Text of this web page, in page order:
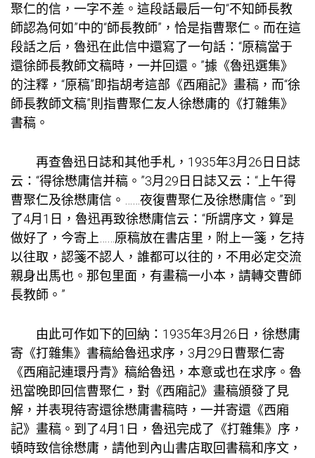
聚仁的信，一字不差。這段話最后一句“不知師長教
師認為何如”中的“師長教師”，恰是指曹聚仁。而在這
段話之后，魯迅在此信中還寫了一句話：“原稿當于
還徐師長教師文稿時，一并回還。”據《魯迅選集》
的注釋，“原稿”即指胡考這部《西廂記》畫稿，而“徐
師長教師文稿”則指曹聚仁友人徐懋庸的《打雜集》
書稿。
再查魯迅日誌和其他手札，1935年3月26日日誌
云：“得徐懋庸信并稿。”3月29日日誌又云：“上午得
曹聚仁及徐懋庸信。……夜復曹聚仁及徐懋庸信。”到
了4月1日，魯迅再致徐懋庸信云：“所謂序文，算是
做好了，今寄上……原稿放在書店里，附上一箋，乞持
以往取，認箋不認人，誰都可以往的，不用必定交流
親身出馬也。那包里面，有畫稿一小本，請轉交曹師
長教師。”
由此可作如下的回納：1935年3月26日，徐懋庸
寄《打雜集》書稿給魯迅求序，3月29日曹聚仁寄
《西廂記連環丹青》稿給魯迅，本意或也在求序。魯
迅當晚即回信曹聚仁，對《西廂記》畫稿頒發了見
解，并表現待寄還徐懋庸書稿時，一并寄還《西廂
記》畫稿。到了4月1日，魯迅完成了《打雜集》序，
頓時致信徐懋庸，請他到內山書店取回書稿和序文，